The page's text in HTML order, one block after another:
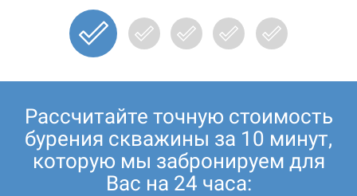
Рассчитайте точную стоимость
бурения скважины за 10 минут,
которую мы забронируем для
Вас на 24 часа: